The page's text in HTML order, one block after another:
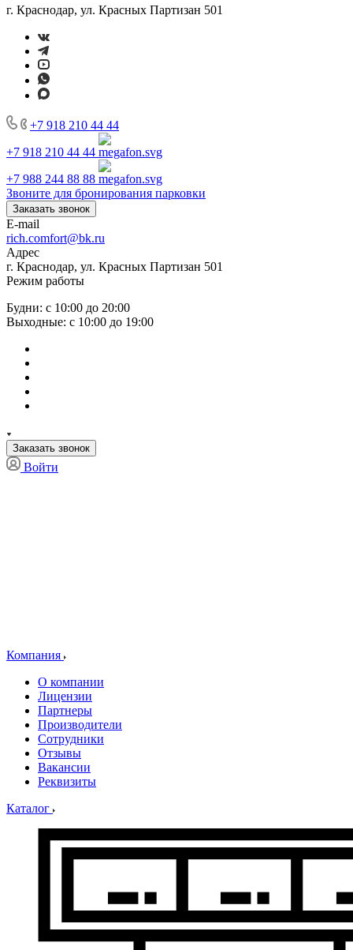
г. Краснодар, ул. Красных Партизан 501
+7 918 210 44 44
+7 918 210 44 44
+7 988 244 88 88
Звоните для бронирования парковки
Заказать звонок
E-mail
rich.comfort@bk.ru
Адрес
г. Краснодар, ул. Красных Партизан 501
Режим работы
Будни: с 10:00 до 20:00
Выходные: с 10:00 до 19:00
Заказать звонок
Войти
Компания
О компании
Лицензии
Партнеры
Производители
Сотрудники
Отзывы
Вакансии
Реквизиты
Каталог